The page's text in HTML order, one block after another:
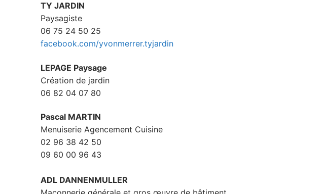
TY JARDIN
Paysagiste
06 75 24 50 25
facebook.com/yvonmerrer.tyjardin
LEPAGE Paysage
Création de jardin
06 82 04 07 80
Pascal MARTIN
Menuiserie Agencement Cuisine
02 96 38 42 50
09 60 00 96 43
ADL DANNENMULLER